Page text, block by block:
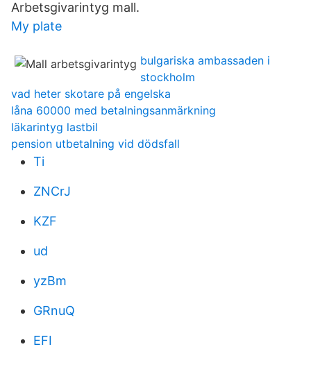
Arbetsgivarintyg mall.
My plate
bulgariska ambassaden i
stockholm
vad heter skotare på engelska
låna 60000 med betalningsanmärkning
läkarintyg lastbil
pension utbetalning vid dödsfall
Ti
ZNCrJ
KZF
ud
yzBm
GRnuQ
EFI